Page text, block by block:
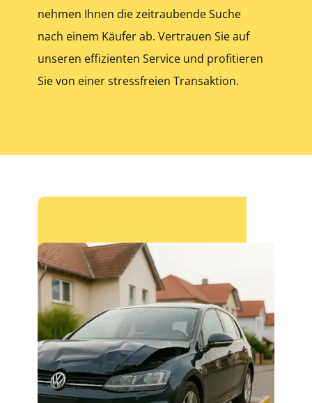
nehmen Ihnen die zeitraubende Suche
nach einem Käufer ab. Vertrauen Sie auf
unseren effizienten Service und profitieren
Sie von einer stressfreien Transaktion.